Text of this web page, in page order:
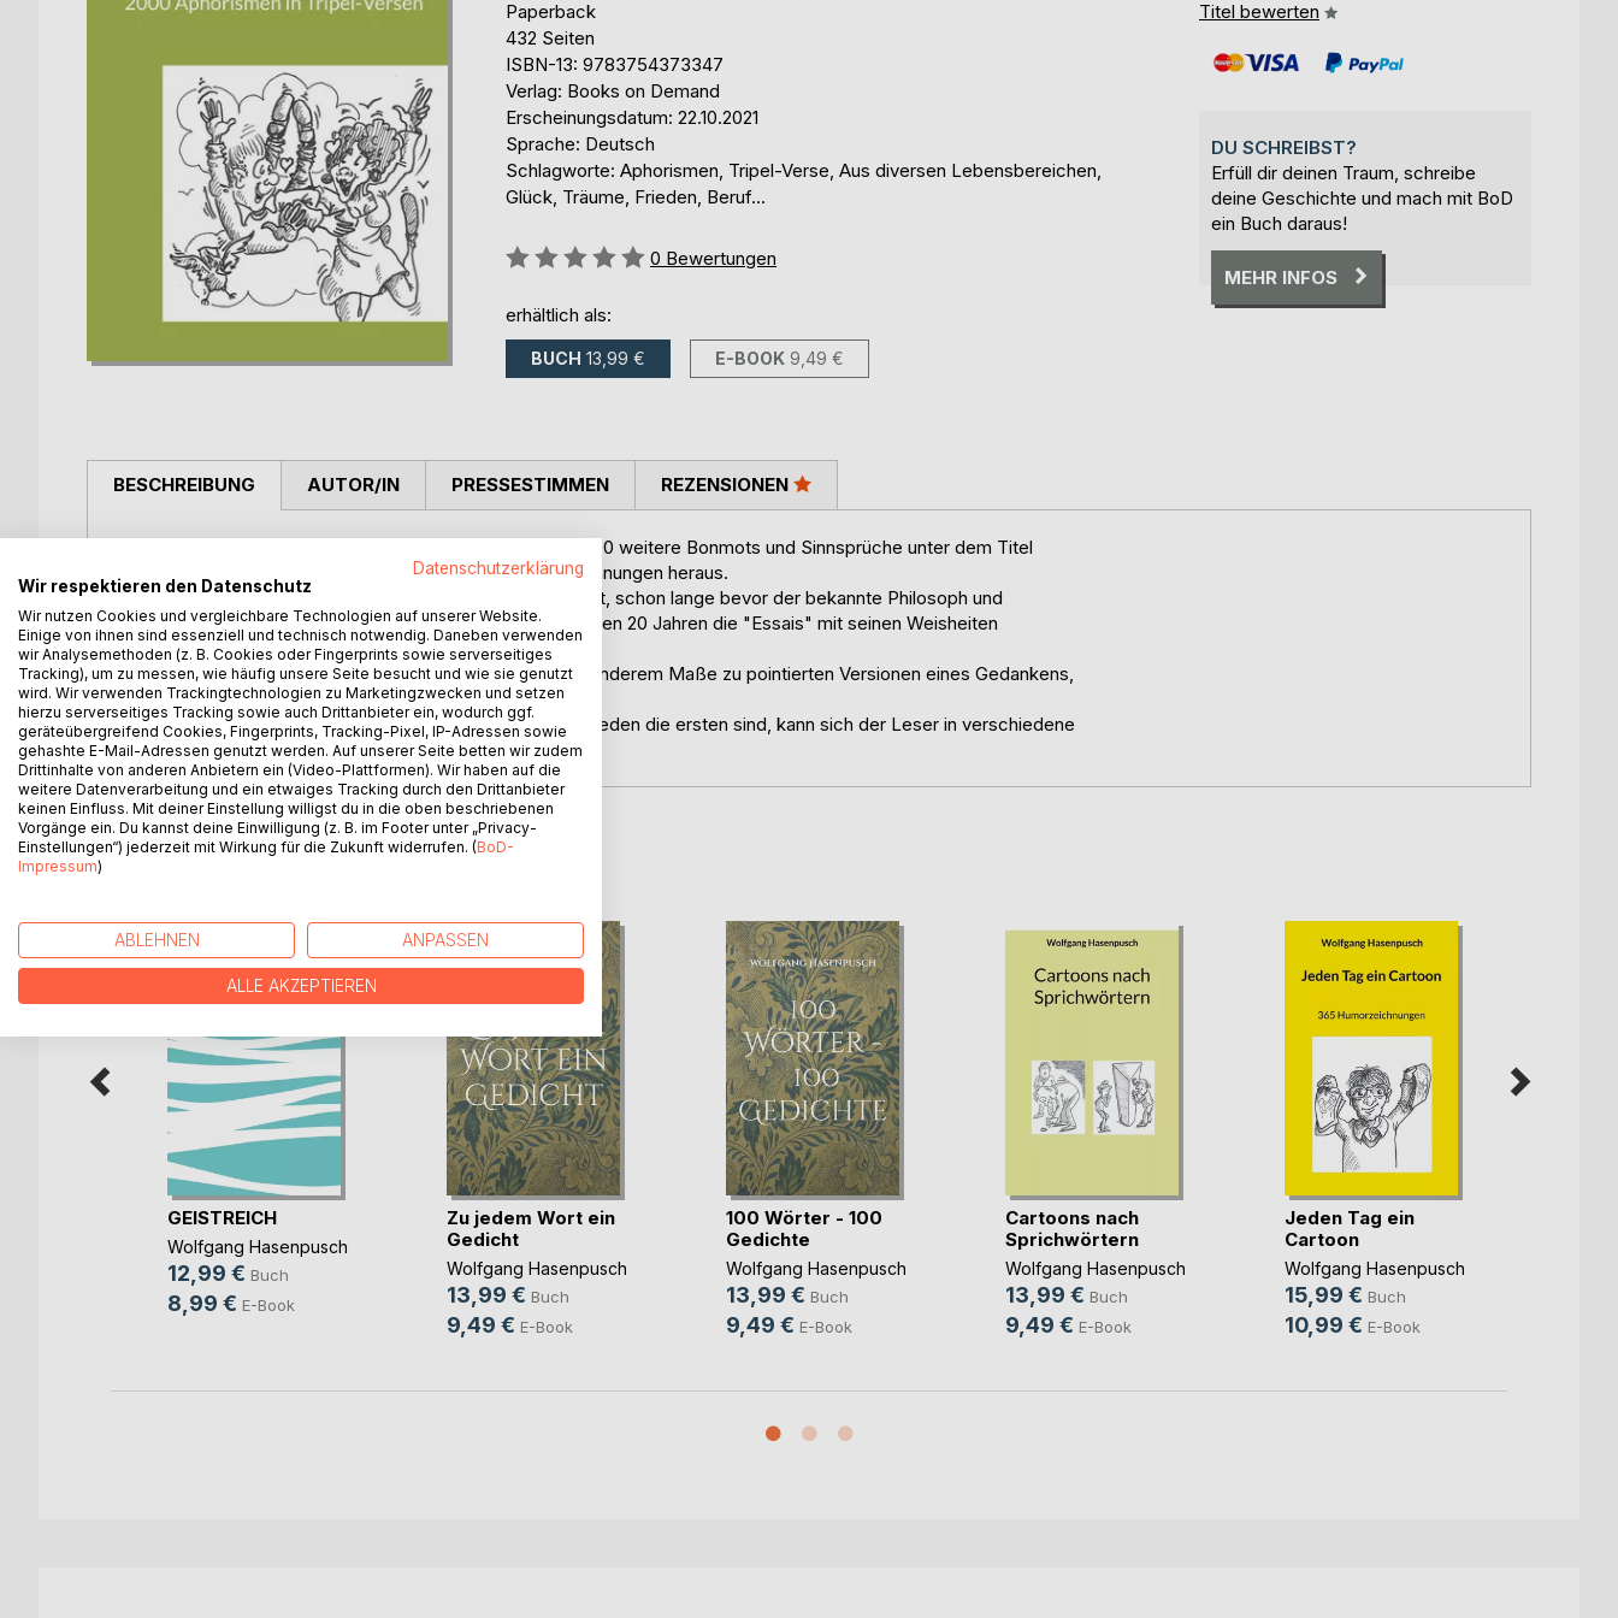
Paperback
432 Seiten
ISBN-13: 9783754373347
Verlag: Books on Demand
Erscheinungsdatum: 22.10.2021
Sprache: Deutsch
Schlagworte: Aphorismen, Tripel-Verse, Aus diversen Lebensbereichen,
Glück, Träume, Frieden, Beruf...
Bewertung::
0 Bewertungen
erhältlich als:
BUCH 13,99 € E-BOOK 9,49 €
Titel bewerten
DU SCHREIBST?
Erfüll dir deinen Traum, schreibe
deine Geschichte und mach mit BoD
ein Buch daraus!
MEHR INFOS
BESCHREIBUNG
Nach "Liebe - Weisheit - Mässigung" bringt der Autor 2000 weitere Bonmots und Sinnsprüche unter dem Titel
"Glück - Träume - Frieden" mit einigen seiner Humorzeichnungen heraus.
Aphorismen haben die Menschen zu allen Zeiten fasziniert, schon lange bevor der bekannte Philosoph und
Humanist Michel de Montaigne (1533-1592) in seinen letzten 20 Jahren die "Essais" mit seinen Weisheiten
verfasste.
Die gereimten Dreizeiler, die Tripel-Verse, fordern in besonderem Maße zu pointierten Versionen eines Gedankens,
einer Erfahrung oder einer Weisheit heraus.
Zu 22 Themen-Kapiteln, von denen Glück, Träume und Frieden die ersten sind, kann sich der Leser in verschiedene
Aphorismen hineindenken.
AUTOR/IN PRESSESTIMMEN REZENSIONEN
WEITERE TITEL BEIBoD
GEISTREICH
Wolfgang Hasenpusch
12,99 € Buch
8,99 € E-Book
Zu jedem Wort ein
Gedicht
Wolfgang Hasenpusch
13,99 € Buch
9,49 € E-Book
100 Wörter - 100
Gedichte
Wolfgang Hasenpusch
13,99 € Buch
9,49 € E-Book
Cartoons nach
Sprichwörtern
Wolfgang Hasenpusch
13,99 € Buch
9,49 € E-Book
Jeden Tag ein
Cartoon
Wolfgang Hasenpusch
15,99 € Buch
10,99 € E-Book
Datenschutzerklärung
Wir respektieren den Datenschutz
Wir nutzen Cookies und vergleichbare Technologien auf unserer Website.
Einige von ihnen sind essenziell und technisch notwendig. Daneben verwenden
wir Analysemethoden (z. B. Cookies oder Fingerprints sowie serverseitiges
Tracking), um zu messen, wie häufig unsere Seite besucht und wie sie genutzt
wird. Wir verwenden Trackingtechnologien zu Marketingzwecken und setzen
hierzu serverseitiges Tracking sowie auch Drittanbieter ein, wodurch ggf.
geräteübergreifend Cookies, Fingerprints, Tracking-Pixel, IP-Adressen sowie
gehashte E-Mail-Adressen genutzt werden. Auf unserer Seite betten wir zudem
Drittinhalte von anderen Anbietern ein (Video-Plattformen). Wir haben auf die
weitere Datenverarbeitung und ein etwaiges Tracking durch den Drittanbieter
keinen Einfluss. Mit deiner Einstellung willigst du in die oben beschriebenen
Vorgänge ein. Du kannst deine Einwilligung (z. B. im Footer unter „Privacy-
Einstellungen“) jederzeit mit Wirkung für die Zukunft widerrufen. (BoD-
Impressum)
ABLEHNEN ANPASSEN
ALLE AKZEPTIEREN